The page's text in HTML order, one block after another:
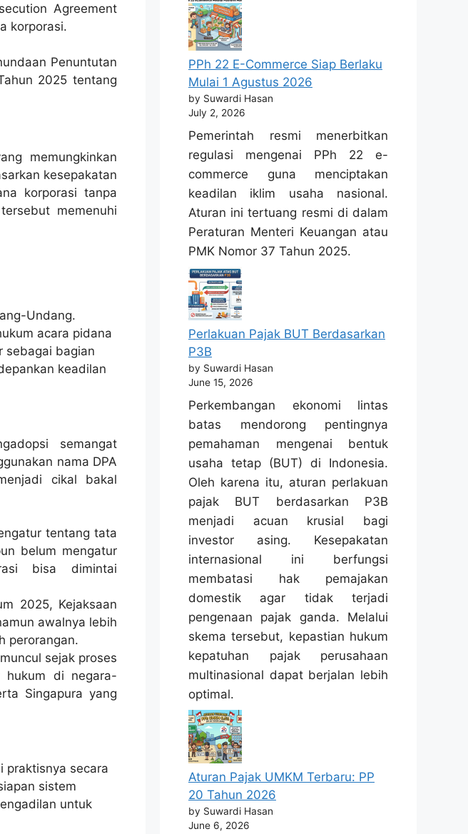
Agreement
korporasi.
Penuntutan
2025 tentang
memungkinkan
kesepakatan
korporasi tanpa
memenuhi
Undang.
acara pidana
sebagai bagian
keadilan
semangat
nama DPA
cikal bakal
tentang tata
belum mengatur
bisa dimintai
2025, Kejaksaan
awalnya lebih
perorangan.
sejak proses
hukum di negara-
Singapura yang
praktisnya secara
sistem
untuk
PPh 22 E-Commerce Siap Berlaku
Mulai 1 Agustus 2026
by Suwardi Hasan
July 2, 2026
Pemerintah resmi menerbitkan
regulasi mengenai PPh 22 e-
commerce guna menciptakan
keadilan iklim usaha nasional.
Aturan ini tertuang resmi di dalam
Peraturan Menteri Keuangan atau
PMK Nomor 37 Tahun 2025.
Perlakuan Pajak BUT Berdasarkan
P3B
by Suwardi Hasan
June 15, 2026
Perkembangan ekonomi lintas
batas mendorong pentingnya
pemahaman mengenai bentuk
usaha tetap (BUT) di Indonesia.
Oleh karena itu, aturan perlakuan
pajak BUT berdasarkan P3B
menjadi acuan krusial bagi
investor asing. Kesepakatan
internasional ini berfungsi
membatasi hak pemajakan
domestik agar tidak terjadi
pengenaan pajak ganda. Melalui
skema tersebut, kepastian hukum
kepatuhan pajak perusahaan
multinasional dapat berjalan lebih
optimal.
Aturan Pajak UMKM Terbaru: PP
20 Tahun 2026
by Suwardi Hasan
June 6, 2026